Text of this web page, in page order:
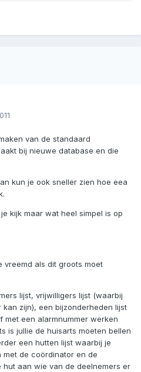
van de standaard
bij nieuwe database en die
kun je ook sneller zien hoe eea
kijk maar wat heel simpel is op
vreemd als dit groots moet
lijst, vrijwilligers lijst (waarbij
zijn), een bijzonderheden lijst
met een alarmnummer werken
is jullie de huisarts moeten bellen
een hutten lijst waarbij je
de coördinator en de
aan wie van de deelnemers er